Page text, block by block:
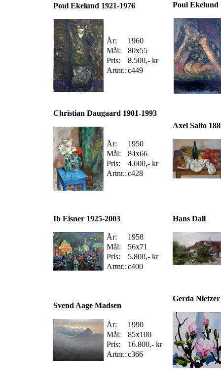
Poul Ekelund 1921-1976
År:
1960
Mål:
80x55
Pris:
8.500,- kr
Artnr.:c449
Poul Ekelund
Christian Daugaard 1901-1993
År:
1950
Mål:
84x66
Pris:
4.600,- kr
Artnr.:c428
Axel Salto
Ib Eisner 1925-2003
År:
1958
Mål:
56x71
Pris:
5.800,- kr
Artnr.:c400
Hans Dall
Svend Aage Madsen
År:
1990
Mål:
85x100
Pris:
16.800,- kr
Artnr.:c366
Gerda Nietzer